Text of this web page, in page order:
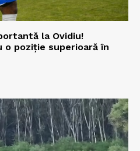
la Ovidiu!
o poziție superioară în